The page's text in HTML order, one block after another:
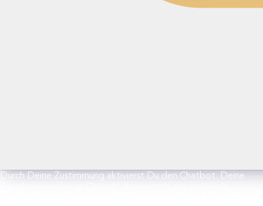
Durch Deine Zustimmung aktivierst Du den Chatbot. Deine